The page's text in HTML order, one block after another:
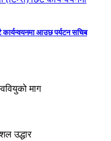
कार्यन्वयनमा आउछ पर्यटन सचिब